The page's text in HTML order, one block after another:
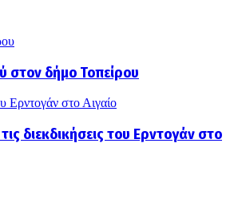
στον δήμο Τοπείρου
Ερντογάν στο Αιγαίο
διεκδικήσεις του Ερντογάν στο